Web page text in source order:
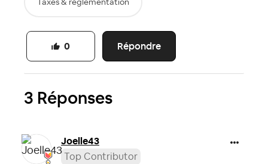
Taxes & règlementation
Répondre
0
3 Réponses
Joelle43
Top Contributor